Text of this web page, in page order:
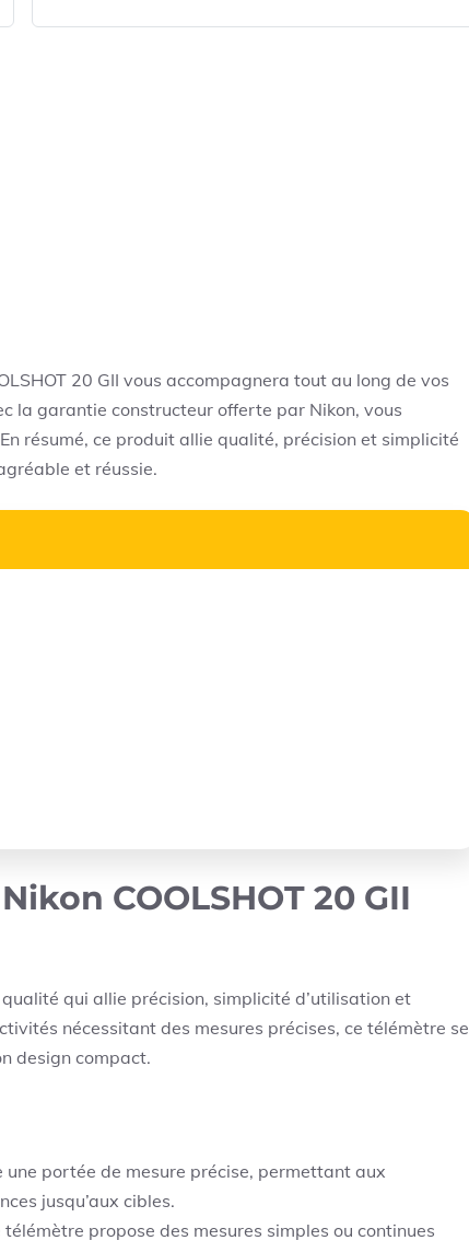
20 GII vous accompagnera tout au long de vos
la garantie constructeur offerte par Nikon, vous
résumé, ce produit allie qualité, précision et simplicité
et réussie.
COOLSHOT 20 GII
qui allie précision, simplicité d’utilisation et
nécessitant des mesures précises, ce télémètre se
design compact.
une portée de mesure précise, permettant aux
jusqu’aux cibles.
propose des mesures simples ou continues